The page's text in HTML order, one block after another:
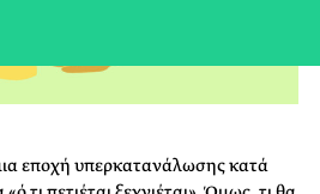
εποχή υπερκατανάλωσης κατά